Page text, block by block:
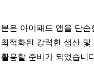
은 아이패드 앱을 단순
적화된 강력한 생산 및
용할 준비가 되었습니